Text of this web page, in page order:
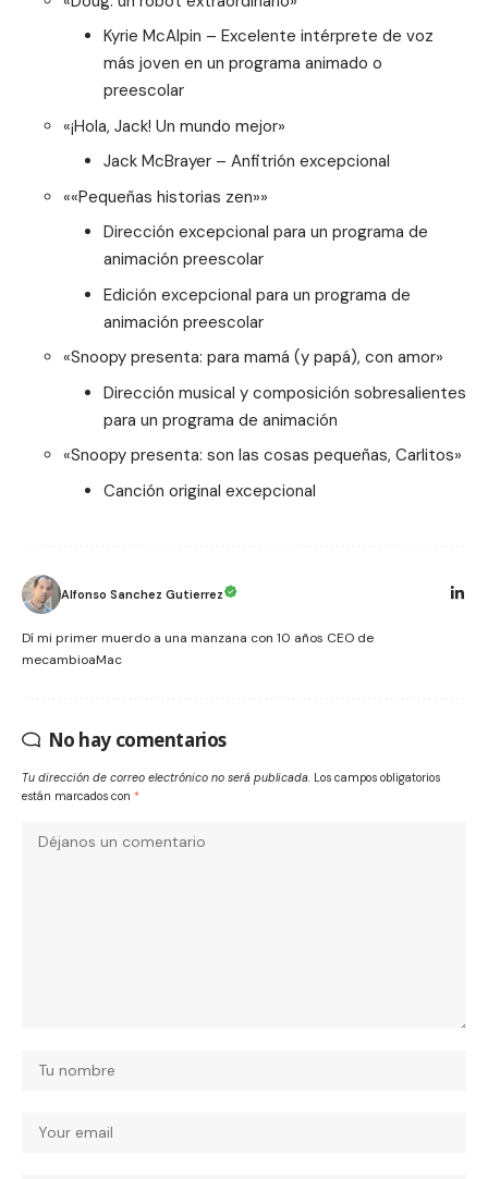
Kyrie McAlpin – Excelente intérprete de voz
más joven en un programa animado o
preescolar
«¡Hola, Jack! Un mundo mejor»
Jack McBrayer – Anfitrión excepcional
««Pequeñas historias zen»»
Dirección excepcional para un programa de
animación preescolar
Edición excepcional para un programa de
animación preescolar
«Snoopy presenta: para mamá (y papá), con amor»
Dirección musical y composición sobresalientes
para un programa de animación
«Snoopy presenta: son las cosas pequeñas, Carlitos»
Canción original excepcional
Alfonso Sanchez Gutierrez
Dí mi primer muerdo a una manzana con 10 años CEO de
mecambioaMac
No hay comentarios
Tu dirección de correo electrónico no será publicada. Los campos obligatorios
están marcados con *